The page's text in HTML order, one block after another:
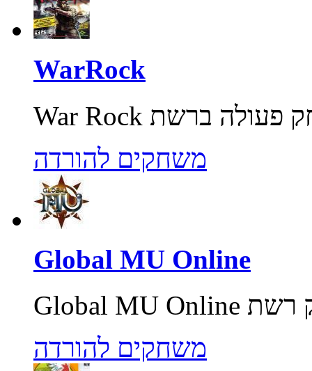
WarRock
משחקים להורדה
Global MU Online
משחקים להורדה